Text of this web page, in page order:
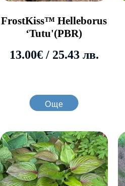
FrostKiss™ Helleborus
‘Tutu'(PBR)
13.00€/ 25.43 лв.
Още